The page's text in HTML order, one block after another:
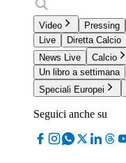
Video Pressing
Live
Diretta Calcio
News Live
Calcio
Un libro a settimana
Speciali Europei
Seguici anche su